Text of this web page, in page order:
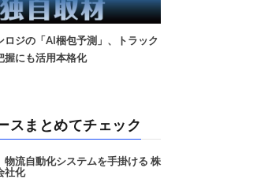
ロジの「AI梱包予測」、トラック
握にも活用本格化
ースまとめてチェック
物流自動化システムを手掛ける 株
社化